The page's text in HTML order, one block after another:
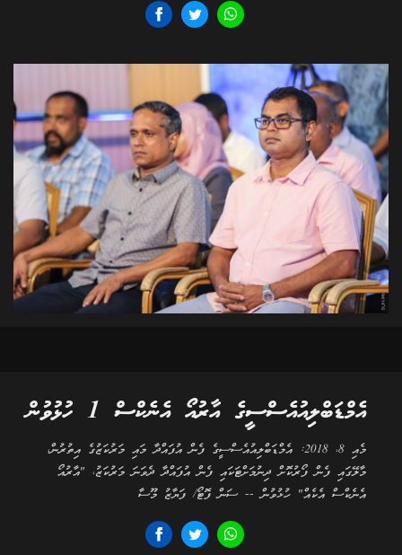
އެމްޑަބްލިއުއެސްސީގެ އާރުއޯ އެނެކްސް 1 ހުޅުވުން
މެއި 8، 2018: އެމްޑަބްލިއުއެސްސީގެ ފެން އުފައްދާ މައި މަރުކަޒުގެ އިތުރުން،
މާލޭގައި ފެން ފޯރުކޮށް ދިނުމަށްޓަކައި ފެން އުފައްދާ ދެވަނަ މަރުކަޒު، "އާރުއޯ
އެނެކްސް އެކެއް" ހުޅުވުން -- ސަން ފޮޓޯ/ ފަޔާޒު މޫސާ